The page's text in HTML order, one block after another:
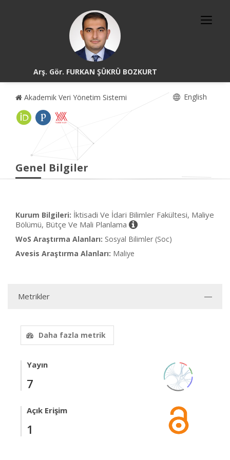
Arş. Gör. FURKAN ŞÜKRÜ BOZKURT
Akademik Veri Yönetim Sistemi English
Genel Bilgiler
Kurum Bilgileri: İktisadi Ve İdari Bilimler Fakültesi, Maliye
Bölümü, Bütçe Ve Mali Planlama
WoS Araştırma Alanları: Sosyal Bilimler (Soc)
Avesis Araştırma Alanları: Maliye
Metrikler
Daha fazla metrik
Yayın
7
Açık Erişim
1